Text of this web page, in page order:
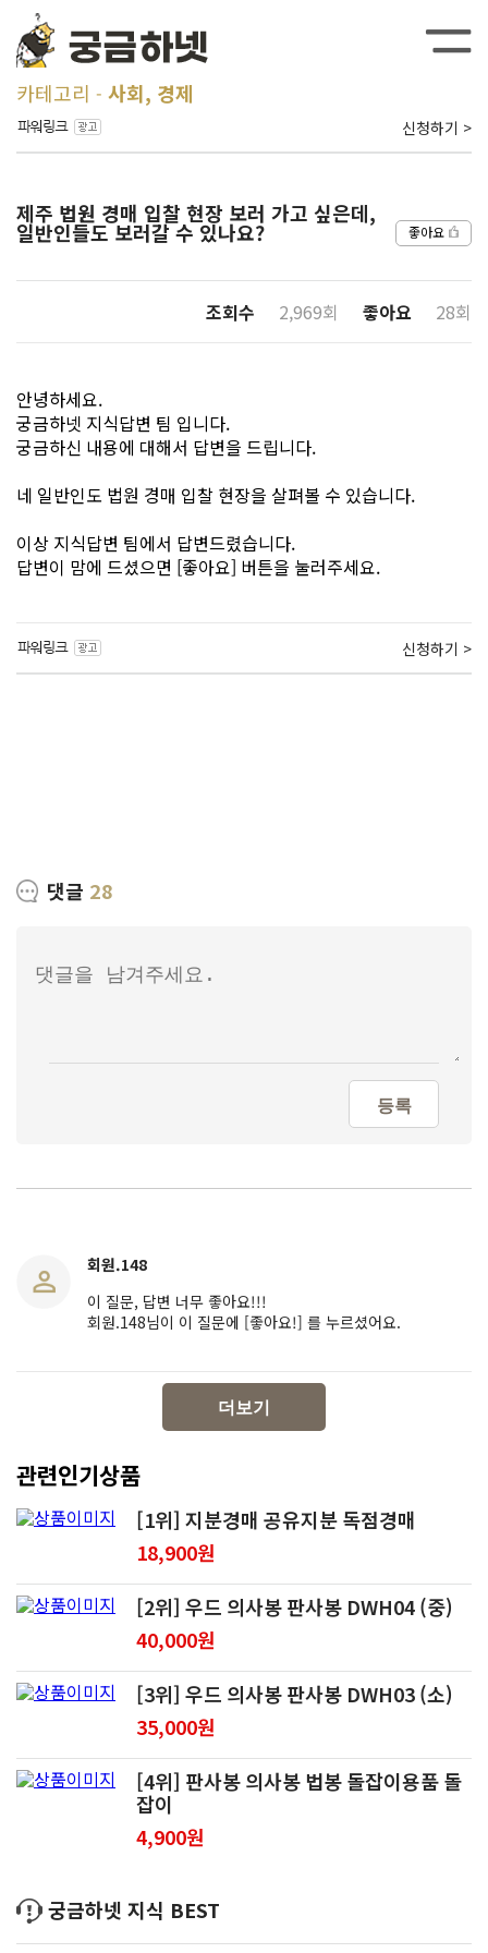
카테고리 사회, 경제
신청하기 >
제주 법원 경매 입찰 현장 보러 가고 싶은데,
일반인들도 보러갈 수 있나요? 좋아요
조회수 2,969회 좋아요 28회
안녕하세요.
궁금하넷 지식답변 팀 입니다.
궁금하신 내용에 대해서 답변을 드립니다.
네 일반인도 법원 경매 입찰 현장을 살펴볼 수 있습니다.
이상 지식답변 팀에서 답변드렸습니다.
답변이 맘에 드셨으면 [좋아요] 버튼을 눌러주세요.
신청하기 >
댓글 28
등록
회원.148
이 질문, 답변 너무 좋아요!!!
회원.148님이 이 질문에 [좋아요!] 를 누르셨어요.
더보기
관련인기상품
[1위] 지분경매 공유지분 독점경매
18,900원
[2위] 우드 의사봉 판사봉 DWH04 (중)
40,000원
[3위] 우드 의사봉 판사봉 DWH03 (소)
35,000원
[4위] 판사봉 의사봉 법봉 돌잡이용품 돌
잡이
4,900원
궁금하넷 지식 BEST